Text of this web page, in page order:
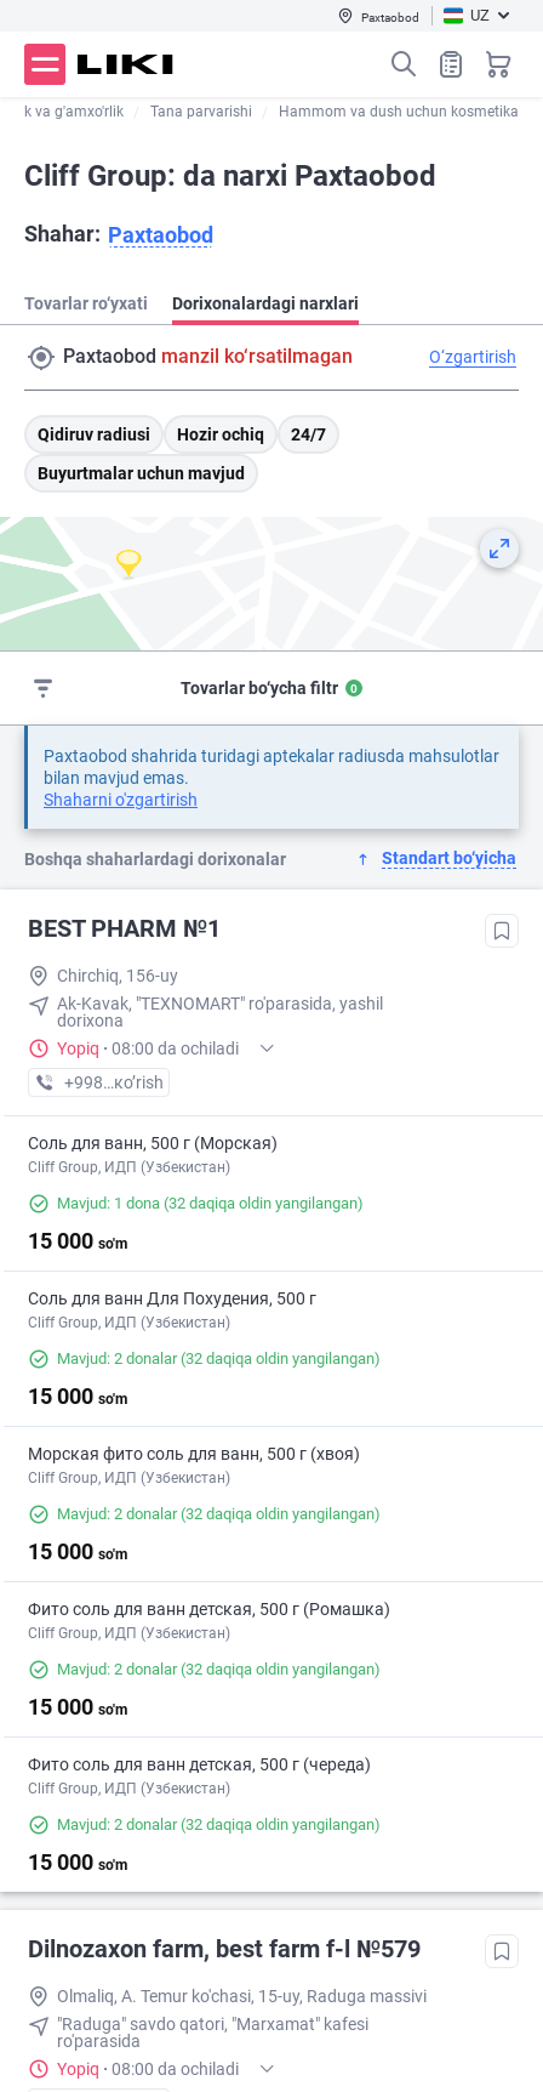
Paxtaobod UZ
va g'amxo'rlik Tana parvarishi Hammom va dush uchun kosmetika
Cliff Group: da narxi Paxtaobod
Shahar: Paxtaobod
Tovarlar ro‘yxati Dorixonalardagi narxlari
Paxtaobod manzil ko‘rsatilmagan O‘zgartirish
Qidiruv radiusi Hozir ochiq
24/7
Buyurtmalar uchun mavjud
Tovarlar bo‘ycha filtr 0
Paxtaobod shahrida turidagi aptekalar radiusda mahsulotlar
bilan mavjud emas.
Shaharni o'zgartirish
Boshqa shaharlardagi dorixonalar Standart bo‘yicha
BEST PHARM №1
Chirchiq, 156-uy
Ak-Kavak, "TEXNOMART" ro'parasida, yashil
dorixona
Yopiq · 08:00 da ochiladi
+998 (70) XXX-XX-XX
кo’rish
Соль для ванн, 500 г (Морская)
Cliff Group, ИДП (Узбекистан)
Mavjud: 1 dona (32 daqiqa oldin yangilangan)
15 000 so'm
Соль для ванн Для Похудения, 500 г
Cliff Group, ИДП (Узбекистан)
Mavjud: 2 donalar(32 daqiqa oldin yangilangan)
15 000 so'm
Морская фито соль для ванн, 500 г (хвоя)
Cliff Group, ИДП (Узбекистан)
Mavjud: 2 donalar(32 daqiqa oldin yangilangan)
15 000 so'm
Фито соль для ванн детская, 500 г (Ромашка)
Cliff Group, ИДП (Узбекистан)
Mavjud: 2 donalar(32 daqiqa oldin yangilangan)
15 000 so'm
Фито соль для ванн детская, 500 г (череда)
Cliff Group, ИДП (Узбекистан)
Mavjud: 2 donalar(32 daqiqa oldin yangilangan)
15 000 so'm
Dilnozaxon farm, best farm f-l №579
Olmaliq, A. Temur ko'chasi, 15-uy, Raduga massivi
"Raduga" savdo qatori, "Marxamat" kafesi
ro'parasida
Yopiq · 08:00 da ochiladi